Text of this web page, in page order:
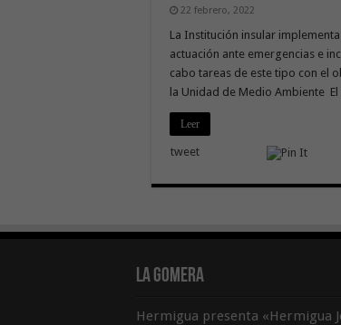
22 febrero, 2022
La Institución insular
actuación ante emergencias e
cabo tareas de este tipo con el
la Unidad de Medio Ambiente
Leer
tweet
La Gomera
Hermigua presenta «Hermigua